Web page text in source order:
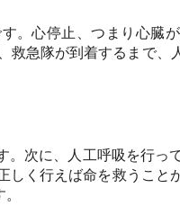
。心停止、つまり心臓
救急隊が到着するまで
次に、人工呼吸を行っ
しく行えば命を救うこ